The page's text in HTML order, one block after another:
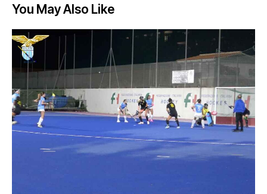
You May Also Like